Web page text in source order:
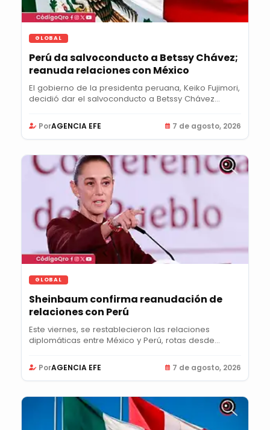
GLOBAL
Perú da salvoconducto a Betssy Chávez;
reanuda relaciones con México
El gobierno de la presidenta peruana, Keiko Fujimori,
decidió dar el salvoconducto a Betssy Chávez...
PorAGENCIA EFE 7 de agosto, 2026
GLOBAL
Sheinbaum confirma reanudación de
relaciones con Perú
Este viernes, se restablecieron las relaciones
diplomáticas entre México y Perú, rotas desde...
PorAGENCIA EFE 7 de agosto, 2026